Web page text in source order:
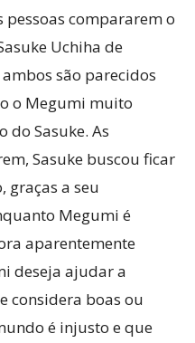
pessoas compararem o
Uchiha de
são parecidos
o Megumi muito
do Sasuke. As
Sasuke buscou ficar
graças a seu
Megumi é
aparentemente
deseja ajudar a
considera boas ou
é injusto e que